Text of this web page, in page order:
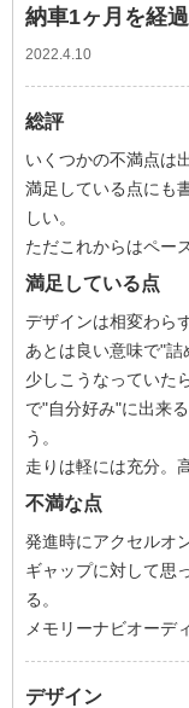
納車1ヶ月を経
2022.4.10
総評
いくつかの不満点は
満足している点にも
しい。
ただこれからはペー
満足している点
デザインは相変わら
あとは良い意味で"
少しこうなっていた
で"自分好み"に出来
う。
走りは軽には充分。
不満な点
発進時にアクセルオ
ギャップに対して思
る。
メモリーナビオーデ
デザイン